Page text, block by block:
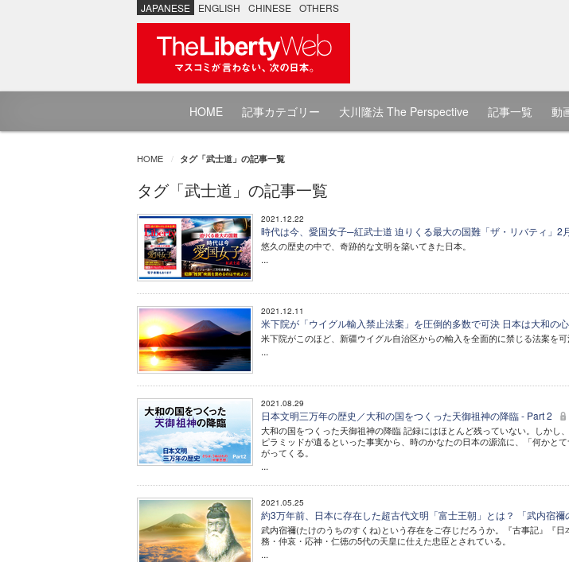
JAPANESE ENGLISH CHINESE OTHERS
HOME 記事カテゴリー 大川隆法 The Perspective 記事一覧 動
HOME タグ「武士道」の記事一覧
タグ「武士道」の記事一覧
2021.12.22
時代は今、愛国女子─紅武士道 迫りくる最大の国難「ザ・リバティ」2
悠久の歴史の中で、奇跡的な文明を築いてきた日本。
...
2021.12.11
米下院が「ウイグル輸入禁止法案」を圧倒的多数で可決 日本は大和の
米下院がこのほど、新疆ウイグル自治区からの輸入を全面的に禁じる法案を可
...
2021.08.29
日本文明三万年の歴史／大和の国をつくった天御祖神の降臨 - Part 2
大和の国をつくった天御祖神の降臨 記録にはほとんど残っていない。しかし
ピラミッドが遺るといった事実から、時のかなたの日本の源流に、「何かと
がってくる。
...
2021.05.25
約3万年前、日本に存在した超古代文明「富士王朝」とは？ 「武内宿禰
武内宿禰(たけのうちのすくね)という存在をご存じだろうか。『古事記』『
務・仲哀・応神・仁徳の5代の天皇に仕えた忠臣とされている。
...